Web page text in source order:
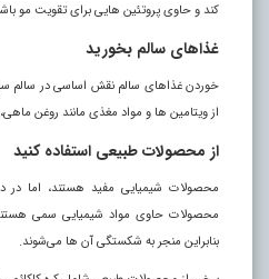
کند و حاوی پروتئین‌ هایی برای تقویت مو
غذا‌های سالم بخورید
خوردن غذا‌های سالم نقش اساسی در سالم
از ویتامین‌ ها و مواد مغذی مانند روغن
از محصولات طبیعی استفاده کنید
محصولات شیمیایی مفید هستند، اما در
محصولات حاوی مواد شیمیایی سمی
بنابراین منجر به شکستگی آن‌ ها می‌شوند.